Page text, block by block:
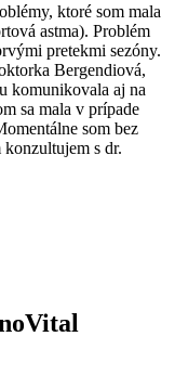
ktoré som mala
astma). Problém
pretekmi sezóny.
Bergendiová,
komunikovala aj na
sa mala v prípade
som bez
s dr.